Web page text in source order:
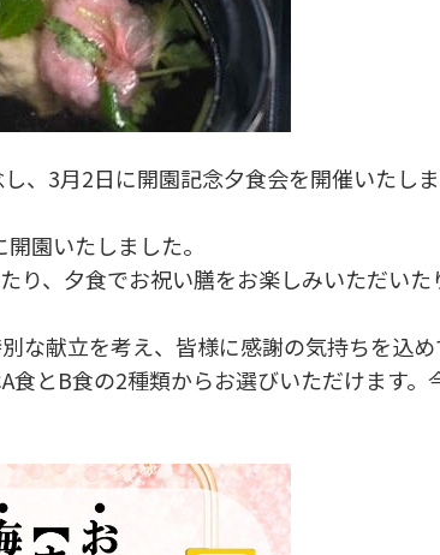
、3月2日に開園記念夕食会を開催いたし
園いたしました。
り、夕食でお祝い膳をお楽しみいただいた
な献立を考え、皆様に感謝の気持ちを込
食とB食の2種類からお選びいただけます